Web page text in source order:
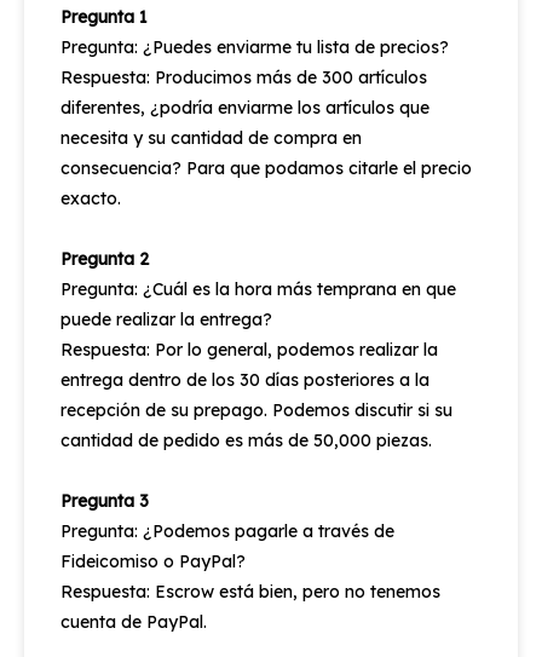
Pregunta 1
Pregunta: ¿Puedes enviarme tu lista de precios?
Respuesta: Producimos más de 300 artículos
diferentes, ¿podría enviarme los artículos que
necesita y su cantidad de compra en
consecuencia? Para que podamos citarle el precio
exacto.
Pregunta 2
Pregunta: ¿Cuál es la hora más temprana en que
puede realizar la entrega?
Respuesta: Por lo general, podemos realizar la
entrega dentro de los 30 días posteriores a la
recepción de su prepago. Podemos discutir si su
cantidad de pedido es más de 50,000 piezas.
Pregunta 3
Pregunta: ¿Podemos pagarle a través de
Fideicomiso o PayPal?
Respuesta: Escrow está bien, pero no tenemos
cuenta de PayPal.